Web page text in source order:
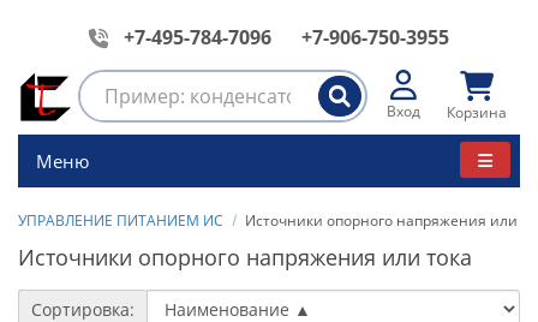
+7-495-784-7096 +7-906-750-3955
Вход Корзина
Меню
УПРАВЛЕНИЕ ПИТАНИЕМ ИС Источники опорного напряжения или
Источники опорного напряжения или тока
Сортировка: